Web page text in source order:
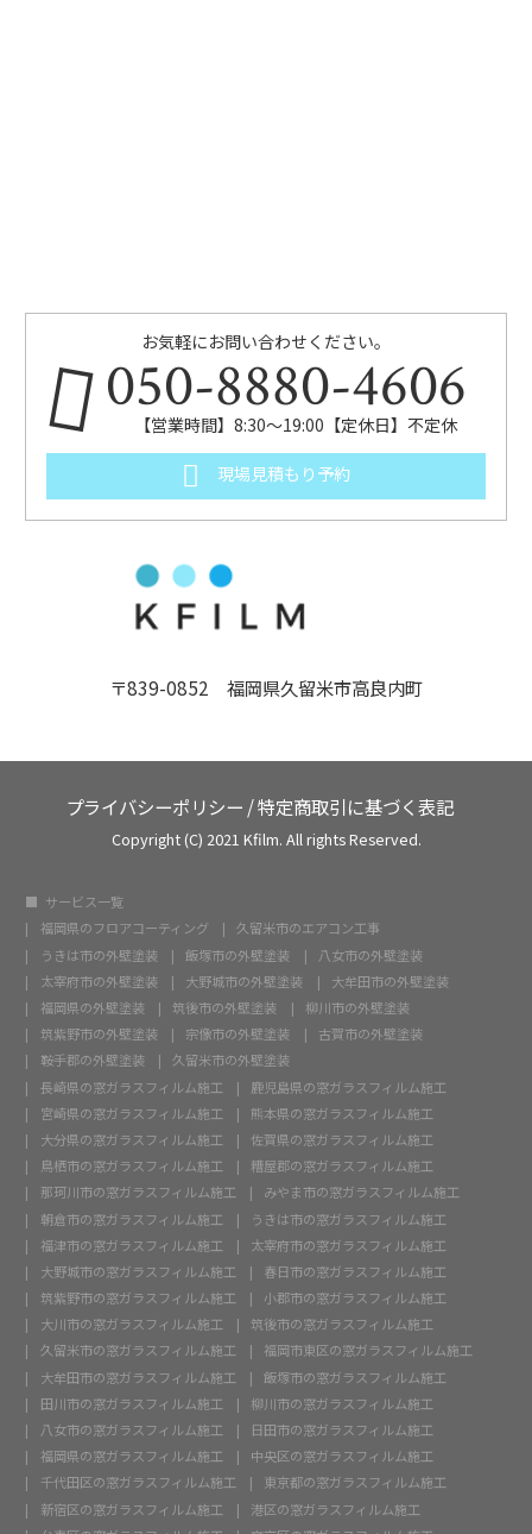
お気軽にお問い合わせください。
050-8880-4606
【営業時間】8:30～19:00【定休日】不定休
現場見積もり予約
〒839-0852 福岡県久留米市高良内町
プライバシーポリシー /特定商取引に基づく表記
Copyright (C) 2021 Kfilm. All rights Reserved.
サービス一覧
福岡県のフロアコーティング
久留米市のエアコン工事
うきは市の外壁塗装
飯塚市の外壁塗装
八女市の外壁塗装
太宰府市の外壁塗装
大野城市の外壁塗装
大牟田市の外壁塗装
福岡県の外壁塗装
筑後市の外壁塗装
柳川市の外壁塗装
筑紫野市の外壁塗装
宗像市の外壁塗装
古賀市の外壁塗装
鞍手郡の外壁塗装
久留米市の外壁塗装
長崎県の窓ガラスフィルム施工
鹿児島県の窓ガラスフィルム施工
宮崎県の窓ガラスフィルム施工
熊本県の窓ガラスフィルム施工
大分県の窓ガラスフィルム施工
佐賀県の窓ガラスフィルム施工
鳥栖市の窓ガラスフィルム施工
糟屋郡の窓ガラスフィルム施工
那珂川市の窓ガラスフィルム施工
みやま市の窓ガラスフィルム施工
朝倉市の窓ガラスフィルム施工
うきは市の窓ガラスフィルム施工
福津市の窓ガラスフィルム施工
太宰府市の窓ガラスフィルム施工
大野城市の窓ガラスフィルム施工
春日市の窓ガラスフィルム施工
筑紫野市の窓ガラスフィルム施工
小郡市の窓ガラスフィルム施工
大川市の窓ガラスフィルム施工
筑後市の窓ガラスフィルム施工
久留米市の窓ガラスフィルム施工
福岡市東区の窓ガラスフィルム施工
大牟田市の窓ガラスフィルム施工
飯塚市の窓ガラスフィルム施工
田川市の窓ガラスフィルム施工
柳川市の窓ガラスフィルム施工
八女市の窓ガラスフィルム施工
日田市の窓ガラスフィルム施工
福岡県の窓ガラスフィルム施工
中央区の窓ガラスフィルム施工
千代田区の窓ガラスフィルム施工
東京都の窓ガラスフィルム施工
新宿区の窓ガラスフィルム施工
港区の窓ガラスフィルム施工